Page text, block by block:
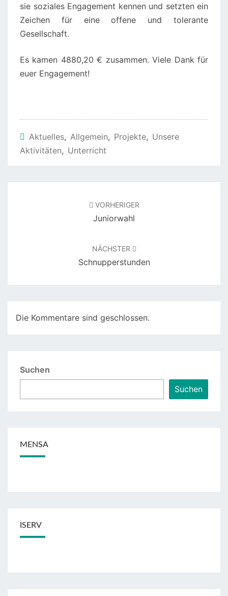
sie soziales Engagement kennen und setzten ein
Zeichen für eine offene und tolerante
Gesellschaft.
Es kamen 4880,20 € zusammen. Viele Dank für
euer Engagement!
Aktuelles, Allgemein, Projekte, Unsere
Aktivitäten, Unterricht
VORHERIGER
Juniorwahl
NÄCHSTER
Schnupperstunden
Die Kommentare sind geschlossen.
Suchen
Suchen
MENSA
ISERV